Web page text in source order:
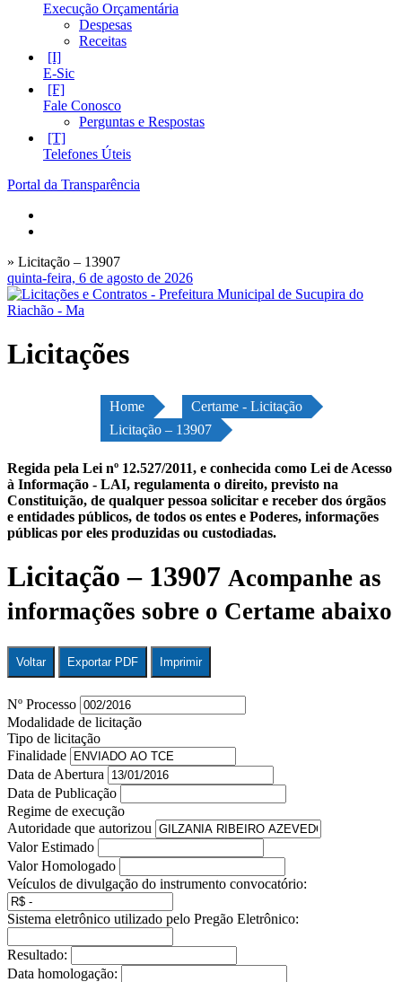
Execução Orçamentária
Despesas
Receitas
E-Sic
Fale Conosco
Perguntas e Respostas
Telefones Úteis
Portal da Transparência
» Licitação – 13907
quinta-feira, 6 de agosto de 2026
Licitações
Home
Certame - Licitação
Licitação – 13907
Regida pela Lei nº 12.527/2011, e conhecida como Lei de Acesso
à Informação - LAI, regulamenta o direito, previsto na
Constituição, de qualquer pessoa solicitar e receber dos órgãos
e entidades públicos, de todos os entes e Poderes, informações
públicas por eles produzidas ou custodiadas.
Licitação – 13907 Acompanhe as
informações sobre o Certame abaixo
Voltar Exportar PDF Imprimir
Nº Processo
Modalidade de licitação
Tipo de licitação
Finalidade
Data de Abertura
Data de Publicação
Regime de execução
Autoridade que autorizou
Valor Estimado
Valor Homologado
Veículos de divulgação do instrumento convocatório:
Sistema eletrônico utilizado pelo Pregão Eletrônico:
Resultado:
Data homologação: